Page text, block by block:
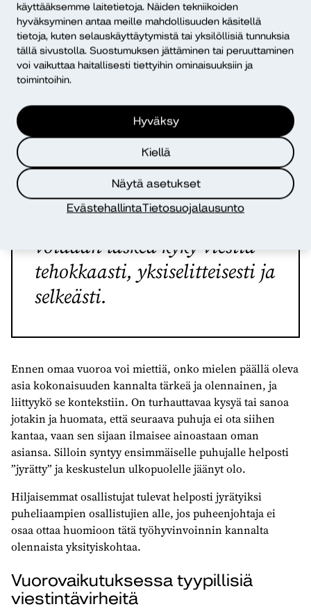
käyttääksemme laitetietoja. Näiden tekniikoiden
hyväksyminen antaa meille mahdollisuuden käsitellä
tietoja, kuten selauskäyttäytymistä tai yksilöllisiä tunnuksia
tällä sivustolla. Suostumuksen jättäminen tai peruuttaminen
voi vaikuttaa haitallisesti tiettyihin ominaisuuksiin ja
toimintoihin.
Hyväksy
Kiellä
Näytä asetukset
EvästehallintaTietosuojalausunto
Myös sopivan informaatiomäärän valinta suhteessa
käsiteltävään asiaan on olennaista. Tähän kategoriaan
voidaan laskea myös se, että kukin pitää huolta omien
puheenvuorojensa ytimekkyydestä, jotta kokouksissa
kaikilla olisi mahdollisuus osallistua keskusteluun eikä
puheenvuoroihin.
Työhyvinvointia edistäväksi
vuorovaikutustaidoksi
voidaan laskea kyky viestiä
tehokkaasti, yksiselitteisesti ja
selkeästi.
Ennen omaa vuoroa voi miettiä, onko mielen päällä oleva
asia kokonaisuuden kannalta tärkeä ja olennainen, ja
liittyykö se kontekstiin. On turhauttavaa kysyä tai sanoa
jotakin ja huomata, että seuraava puhuja ei ota siihen
kantaa, vaan sen sijaan ilmaisee ainoastaan oman
asiansa. Silloin syntyy ensimmäiselle puhujalle helposti
”jyrätty” ja keskustelun ulkopuolelle jäänyt olo.
Hiljaisemmat osallistujat tulevat helposti jyrätyiksi
puheliaampien osallistujien alle, jos puheenjohtaja ei
osaa ottaa huomioon tätä työhyvinvoinnin kannalta
olennaista yksityiskohtaa.
Vuorovaikutuksessa tyypillisiä
viestintävirheitä